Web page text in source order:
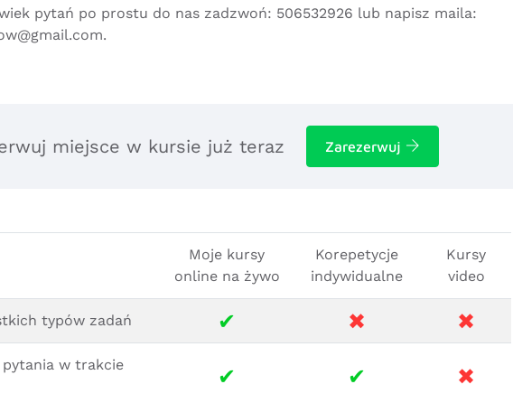
pytań po prostu do nas zadzwoń: 506532926 lub napisz maila:
.
miejsce w kursie już teraz Zarezerwuj
Moje kursy
online na żywo
Korepetycje
indywidualne
Kursy
video
typów zadań ✔ ✖ ✖
w trakcie
✔ ✔ ✖